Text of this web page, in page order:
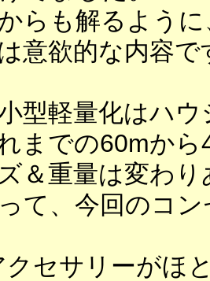
らも解るよう
意欲的な内容で
型軽量化はハ
までの60mか
＆重量は変わ
て、今回のコ
クセサリーがほ